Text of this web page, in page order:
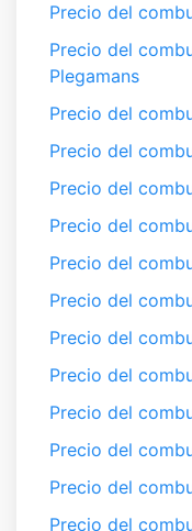
Precio del
Precio del
Plegamans
Precio del
Precio del
Precio del
Precio del
Precio del
Precio del
Precio del
Precio del
Precio del
Precio del
Precio del
Precio del